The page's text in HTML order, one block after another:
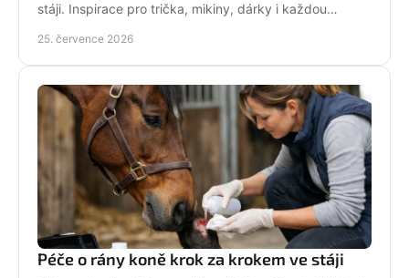
stáji. Inspirace pro trička, mikiny, dárky i každou
25. července 2026
Péče o rány koně krok za krokem ve stáji